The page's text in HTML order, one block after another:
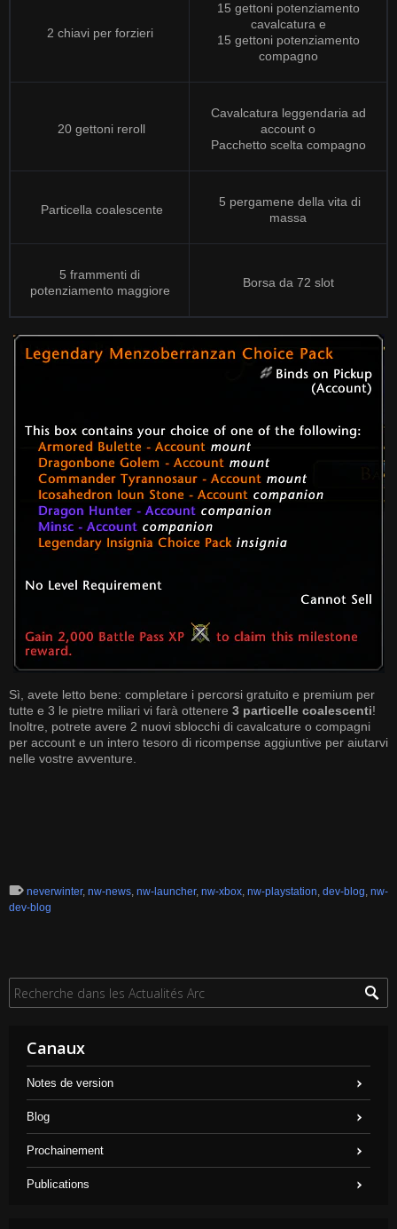
2 chiavi per forzieri
15 gettoni potenziamento
cavalcatura e
15 gettoni potenziamento
compagno
20 gettoni reroll
Cavalcatura leggendaria ad
account o
Pacchetto scelta compagno
Particella coalescente
5 pergamene della vita di
massa
5 frammenti di
potenziamento maggiore
Borsa da 72 slot
Sì, avete letto bene: completare i percorsi gratuito e premium per
tutte e 3 le pietre miliari vi farà ottenere 3 particelle coalescenti!
Inoltre, potrete avere 2 nuovi sblocchi di cavalcature o compagni
per account e un intero tesoro di ricompense aggiuntive per aiutarvi
nelle vostre avventure.
neverwinter, nw-news, nw-launcher, nw-xbox, nw-playstation, dev-blog, nw-
dev-blog
Canaux
Notes de version
Blog
Prochainement
Publications